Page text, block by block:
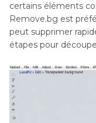
certains éléments
Remove.bg est
peut supprimer
étapes pour